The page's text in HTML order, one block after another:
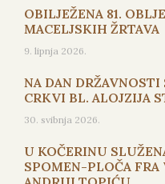
OBILJEŽENA 81.
MACELJSKIH ŽRTAVA
9. lipnja 2026.
NA DAN DRŽAVNOSTI
CRKVI BL. ALOJZIJA
30. svibnja 2026.
U KOČERINU
SPOMEN-PLOČA